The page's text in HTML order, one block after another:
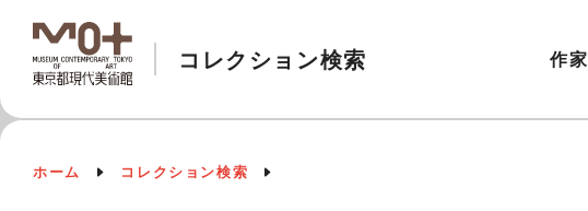
コレクション検索 作家
ホーム コレクション検索